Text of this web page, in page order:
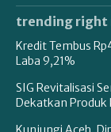
trending right
Kredit Tembus
Laba 9,21%
SIG Revitalisasi
Dekatkan Produk